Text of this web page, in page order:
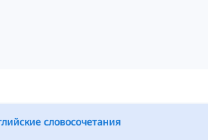
словосочетания